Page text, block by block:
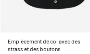
Empiècement de col avec des
strass et des boutons